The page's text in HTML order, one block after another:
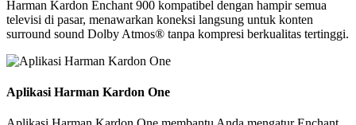
Harman Kardon Enchant 900 kompatibel dengan hampir semua
televisi di pasar, menawarkan koneksi langsung untuk konten
surround sound Dolby Atmos® tanpa kompresi berkualitas tertinggi.
Aplikasi Harman Kardon One